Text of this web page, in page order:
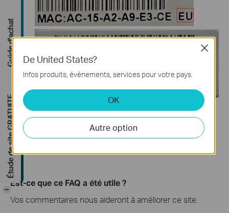
Si vous rencontrez toujours des difficultés pour
connecter vos capteurs ou boutons Tapo au Tapo Hub,
veuillez contacter l'assistance TP-Link pour obtenir de
Est-ce que ce FAQ a été utile ?
Vos commentaires nous aideront à améliorer ce site.
De United States?
Infos produits, événements, services pour votre pays.
OK
Autre option
Close
Guide d'achat
Étude de site GRATUITE